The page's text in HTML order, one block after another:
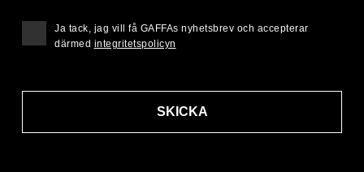
SKICKA
Ja tack, jag vill få GAFFAs nyhetsbrev och accepterar
därmed integritetspolicyn